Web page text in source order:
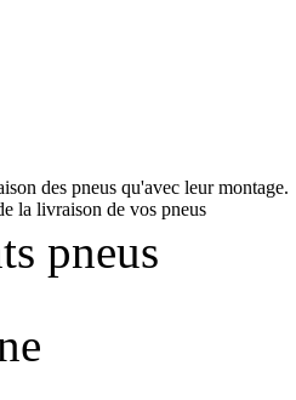
des pneus qu'avec leur montage.
la livraison de vos pneus
pneus